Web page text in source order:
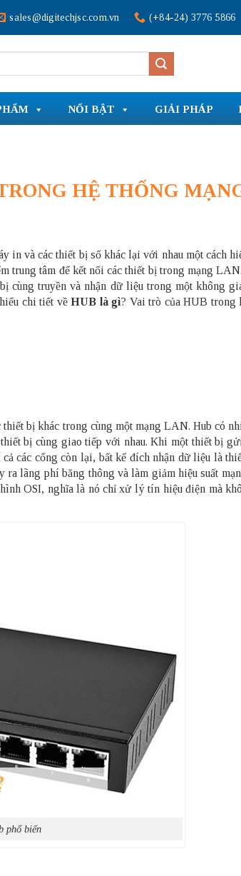
sales@digitechjsc.com.vn (+84-24) 3776 5866
NỔI BẬT GIẢI PHÁP
HỆ THỐNG
in và các thiết bị số khác lại với nhau một cách
trung tâm để kết nối các thiết bị trong mạng
cùng truyền và nhận dữ liệu trong một không
chi tiết vềHUB là gì? Vai trò của HUB trong
bị khác trong cùng một mạng LAN. Hub có
bị cùng giao tiếp với nhau. Khi một thiết bị
các cổng còn lại, bất kể đích nhận dữ liệu là
lãng phí băng thông và làm giảm hiệu suất
OSI, nghĩa là nó chỉ xử lý tín hiệu điện mà
phổ biến